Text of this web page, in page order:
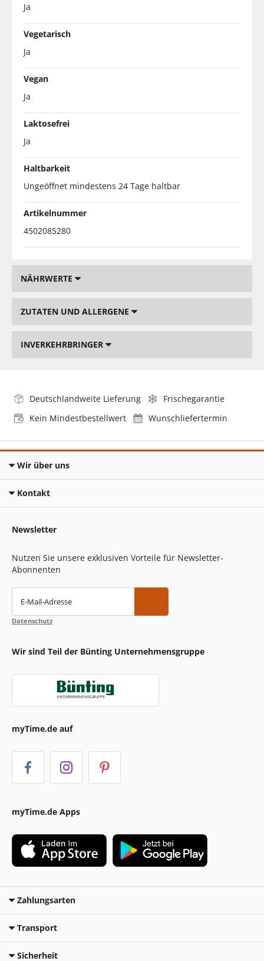
Ja
Vegetarisch
Ja
Vegan
Ja
Laktosefrei
Ja
Haltbarkeit
Ungeöffnet mindestens 24 Tage haltbar
Artikelnummer
4502085280
NÄHRWERTE
ZUTATEN UND ALLERGENE
INVERKEHRBRINGER
Deutschlandweite Lieferung
Frischegarantie
Kein Mindestbestellwert
Wunschliefertermin
Wir über uns
Kontakt
Newsletter
Nutzen Sie unsere exklusiven Vorteile für Newsletter-
Abonnenten
E-Mail-Adresse
Datenschutz
Wir sind Teil der Bünting Unternehmensgruppe
myTime.de auf
myTime.de Apps
Zahlungsarten
Transport
Sicherheit